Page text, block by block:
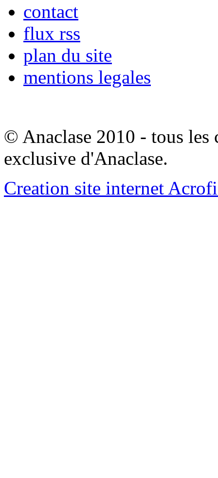
contact
flux rss
plan du site
mentions legales
© Anaclase 2010 - tous les
exclusive d'Anaclase.
Creation site internet